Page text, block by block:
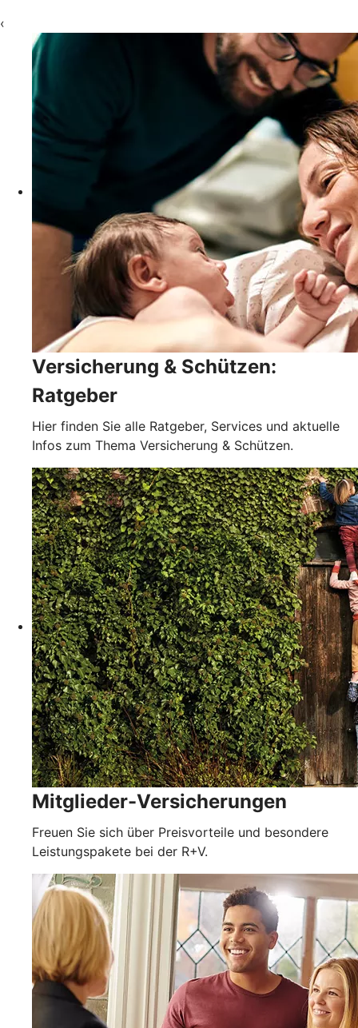
‹
Versicherung & Schützen:
Ratgeber
Hier finden Sie alle Ratgeber, Services und aktuelle
Infos zum Thema Versicherung & Schützen.
Mitglieder-Versicherungen
Freuen Sie sich über Preisvorteile und besondere
Leistungspakete bei der R+V.